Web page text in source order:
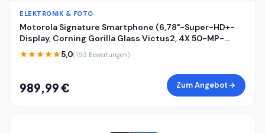
ELEKTRONIK & FOTO
Motorola Signature Smartphone (6,78"-Super-HD+-
Display, Corning Gorilla Glass Victus2, 4X 50-MP-
Kameras, 16/512GB, 5100mAh, 90W-TurboPower + 50W
kabelloses Aufladen) Pantone Carbon, inkl. Cover
5,0(193 Bewertungen)
989,99 € Zum Angebot